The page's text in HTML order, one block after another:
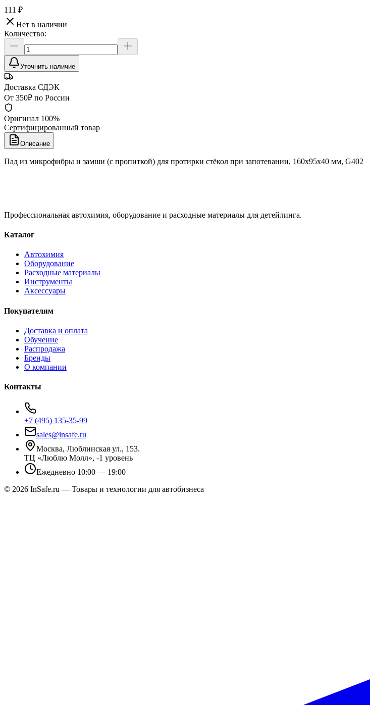
111 ₽
Нет в наличии
Количество:
Уточнить наличие
Доставка СДЭК
От 350₽ по России
Оригинал 100%
Сертифицированный товар
Описание
Пад из микрофибры и замши (с пропиткой) для протирки стёкол при запотевании, 160x95x40 мм, G402
Профессиональная автохимия, оборудование и расходные материалы для детейлинга.
Каталог
Автохимия
Оборудование
Расходные материалы
Инструменты
Аксессуары
Покупателям
Доставка и оплата
Обучение
Распродажа
Бренды
О компании
Контакты
+7 (495) 135-35-99
sales@insafe.ru
Москва, Люблинская ул., 153.
ТЦ «Люблю Молл», -1 уровень
Ежедневно 10:00 — 19:00
© 2026 InSafe.ru — Товары и технологии для автобизнеса